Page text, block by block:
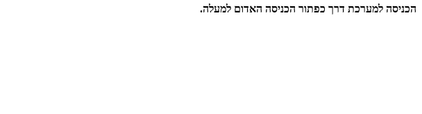
הכניסה למערכת דרך כפתור הכניסה האדום למעלה.